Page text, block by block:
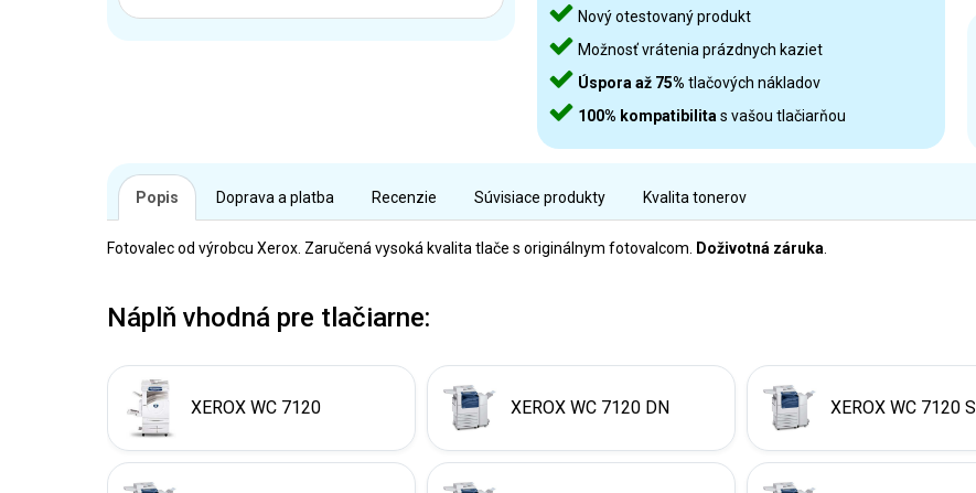
Nový otestovaný produkt
Možnosť vrátenia prázdnych kaziet
Úspora až 75% tlačových nákladov
100% kompatibilita s vašou tlačiarňou
Popis Doprava a platba Recenzie Súvisiace produkty Kvalita tonerov
Fotovalec od výrobcu Xerox. Zaručená vysoká kvalita tlače s originálnym fotovalcom. Doživotná záruka
Náplň vhodná pre tlačiarne:
XEROX WC 7120 XEROX WC 7120 DN XEROX WC 7120 S